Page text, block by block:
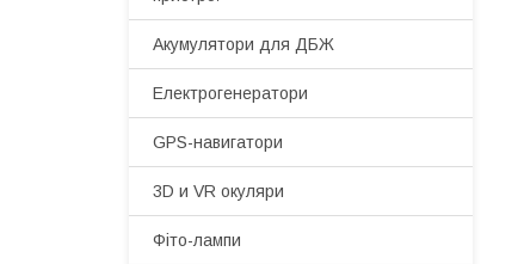
Акумулятори для ДБЖ
Електрогенератори
GPS-навигатори
3D и VR окуляри
Фіто-лампи